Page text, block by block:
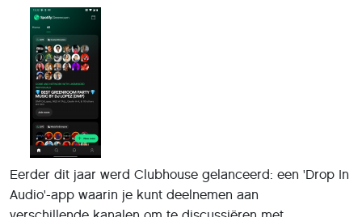
Eerder dit jaar werd Clubhouse gelanceerd: een 'Drop In
Audio'-app waarin je kunt deelnemen aan